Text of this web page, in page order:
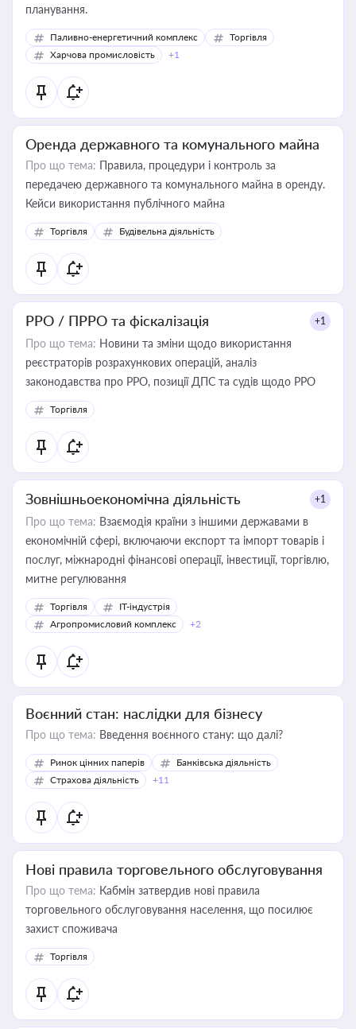
планування.
Паливно-енергетичний комплекс
Торгівля
Харчова промисловість
+1
Оренда державного та комунального майна
Про що тема: Правила, процедури і контроль за
передачею державного та комунального майна в оренду.
Кейси використання публічного майна
Торгівля Будівельна діяльність
РРО / ПРРО та фіскалізація +1
Про що тема: Новини та зміни щодо використання
реєстраторів розрахункових операцій, аналіз
законодавства про РРО, позиції ДПС та судів щодо РРО
Торгівля
Зовнішньоекономічна діяльність +1
Про що тема: Взаємодія країни з іншими державами в
економічній сфері, включаючи експорт та імпорт товарів і
послуг, міжнародні фінансові операції, інвестиції, торгівлю,
митне регулювання
Торгівля
IT-індустрія
Агропромисловий комплекс
+2
Воєнний стан: наслідки для бізнесу
Про що тема: Введення воєнного стану: що далі?
Ринок цінних паперів
Банківська діяльність
Страхова діяльність
+11
Нові правила торговельного обслуговування
Про що тема: Кабмін затвердив нові правила
торговельного обслуговування населення, що посилює
захист споживача
Торгівля